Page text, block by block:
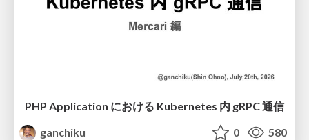
PHP Application における Kubernetes 内 gRPC 通信
ganchiku
0 580